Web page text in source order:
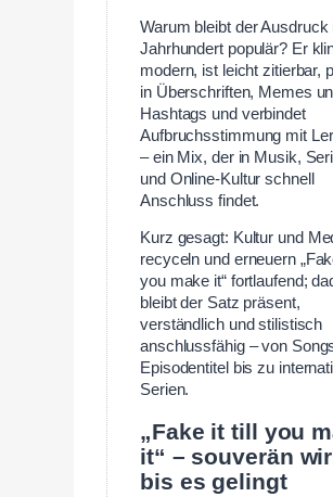
Warum bleibt der Ausdruck
Jahrhundert populär? Er
modern, ist leicht zitierbar,
in Überschriften, Memes
Hashtags und verbindet
Aufbruchsstimmung mit
– ein Mix, der in Musik,
und Online-Kultur schnell
Anschluss findet.
Kurz gesagt: Kultur und
recyceln und erneuern
you make it“ fortlaufend;
bleibt der Satz präsent,
verständlich und stilistisch
anschlussfähig – von
Episodentitel bis zu
Serien.
„Fake it till you
it“ – souverän
bis es gelingt